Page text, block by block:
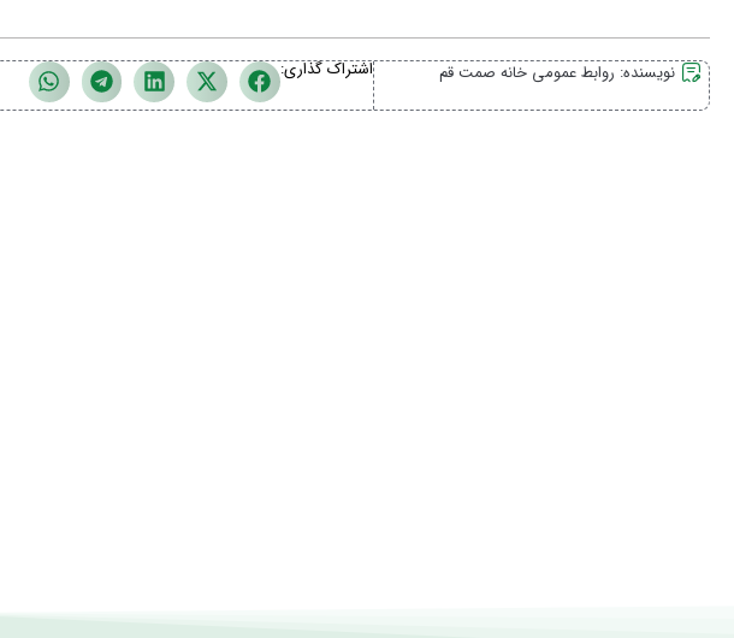
نویسنده: روابط عمومی خانه صمت قم اشتراک گذاری: